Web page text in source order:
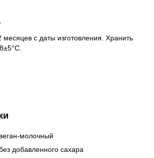
месяцев с даты изготовления. Хранить
веган-молочный
добавленного сахара